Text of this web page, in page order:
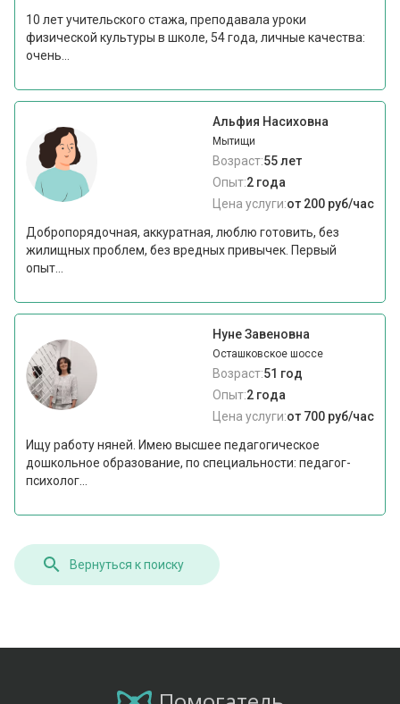
10 лет учительского стажа, преподавала уроки
физической культуры в школе, 54 года, личные качества:
очень...
Альфия Насиховна
Мытищи
Возраст:55 лет
Опыт:2 года
Цена услуги:от 200 руб/час
Добропорядочная, аккуратная, люблю готовить, без
жилищных проблем, без вредных привычек. Первый
опыт...
Нуне Завеновна
Осташковское шоссе
Возраст:51 год
Опыт:2 года
Цена услуги:от 700 руб/час
Ищу работу няней. Имею высшее педагогическое
дошкольное образование, по специальности: педагог-
психолог...
Вернуться к поиску